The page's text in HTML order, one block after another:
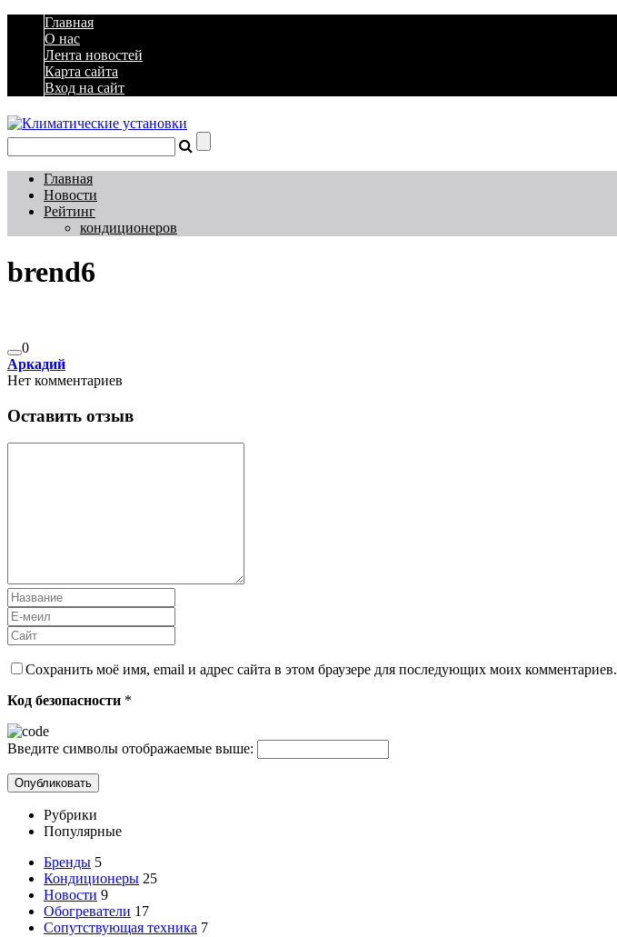
Главная
О нас
Лента новостей
Карта сайта
Вход на сайт
Главная
Новости
Рейтинг
кондиционеров
brend6
0
Аркадий
Нет комментариев
Оставить отзыв
Сохранить моё имя, email и адрес сайта в этом браузере для последующих моих комментариев.
Код безопасности *
Введите символы отображаемые выше:
Рубрики
Популярные
Бренды 5
Кондиционеры 25
Новости 9
Обогреватели 17
Сопутствующая техника 7